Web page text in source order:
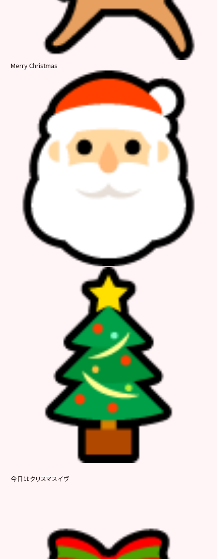
Merry Christmas
今日はクリスマスイヴ